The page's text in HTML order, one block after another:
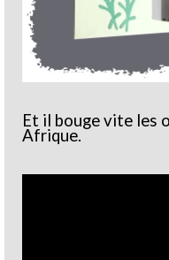
Et il bouge vite les
Afrique.